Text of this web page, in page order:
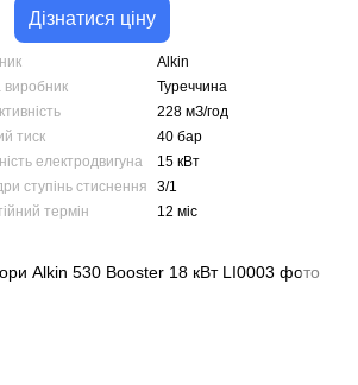
Дізнатися ціну
Alkin
виробник
Туреччина
228 мЗ/год
тиск
40 бар
електродвигуна
15 кВт
ступінь стиснення
3/1
термін
12 міс